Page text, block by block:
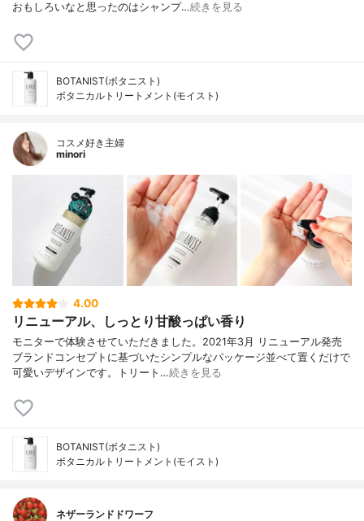
おもしろいなと思ったのはシャンプ…続きを見る
BOTANIST(ボタニスト)
ボタニカルトリートメント(モイスト)
コスメ好き主婦
minori
4.00
リニューアル、しっとり甘酸っぱい香り
モニターで体験させていただきました。2021年3月 リニューアル発売
ブランドコンセプトに基づいたシンプルなパッケージ並べて置くだけで
可愛いデザインです。トリート…続きを見る
BOTANIST(ボタニスト)
ボタニカルトリートメント(モイスト)
ネザーランドドワーフ